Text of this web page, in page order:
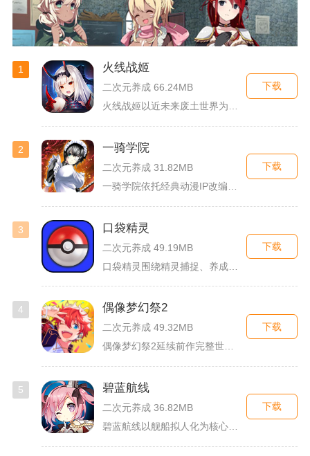
1 火线战姬
二次元养成 66.24MB
下载
2 一骑学院
二次元养成 31.82MB
下载
3 口袋精灵
二次元养成 49.19MB
下载
4 偶像梦幻祭2
二次元养成 49.32MB
偶像梦幻祭2延续前作完整世界观，玩家以制作人身份陪伴49位少...
下载
5 碧蓝航线
二次元养成 36.82MB
下载